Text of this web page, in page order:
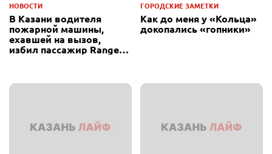
НОВОСТИ
В Казани водителя
пожарной машины,
ехавшей на вызов,
избил пассажир Range
ГОРОДСКИЕ ЗАМЕТКИ
Как до меня у «Кольца»
докопались «гопники»